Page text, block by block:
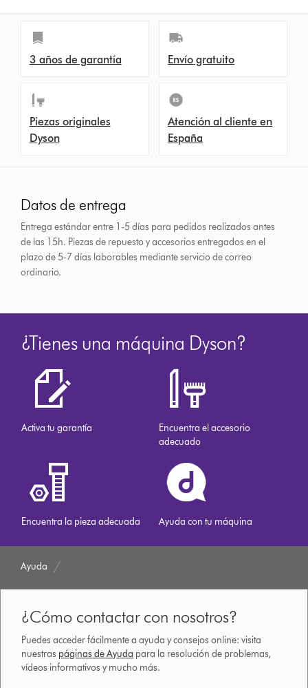
3 años de garantía Envío gratuito
Piezas originales
Dyson
Atención al cliente en
España
Datos de entrega
Entrega estándar entre 1-5 días para pedidos realizados antes
de las 15h. Piezas de repuesto y accesorios entregados en el
plazo de 5-7 días laborables mediante servicio de correo
ordinario.
¿Tienes una máquina Dyson?
Activa tu garantía
Encuentra el accesorio
adecuado
Encuentra la pieza adecuada Ayuda con tu máquina
Ayuda
¿Cómo contactar con nosotros?
Puedes acceder fácilmente a ayuda y consejos online: visita
nuestras páginas de Ayuda para la resolución de problemas,
vídeos informativos y mucho más.